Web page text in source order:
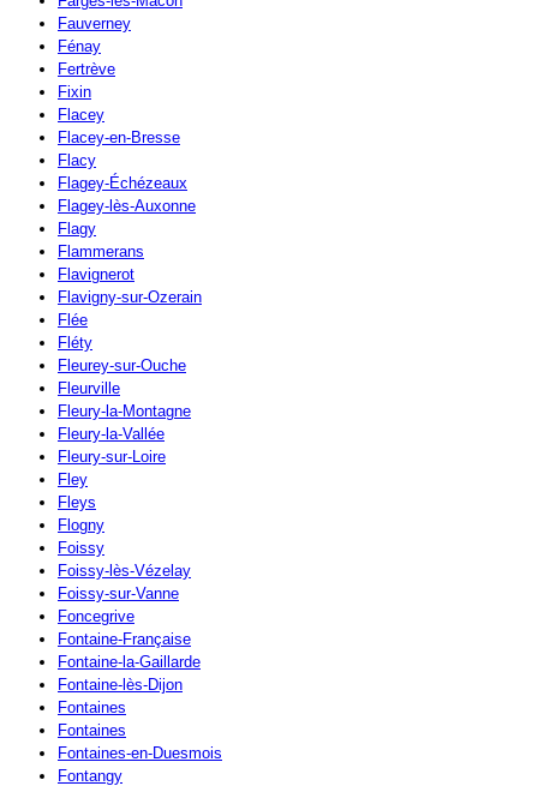
Fauverney
Fénay
Fertrève
Fixin
Flacey
Flacey-en-Bresse
Flacy
Flagey-Échézeaux
Flagey-lès-Auxonne
Flagy
Flammerans
Flavignerot
Flavigny-sur-Ozerain
Flée
Fléty
Fleurey-sur-Ouche
Fleurville
Fleury-la-Montagne
Fleury-la-Vallée
Fleury-sur-Loire
Fley
Fleys
Flogny
Foissy
Foissy-lès-Vézelay
Foissy-sur-Vanne
Foncegrive
Fontaine-Française
Fontaine-la-Gaillarde
Fontaine-lès-Dijon
Fontaines
Fontaines
Fontaines-en-Duesmois
Fontangy